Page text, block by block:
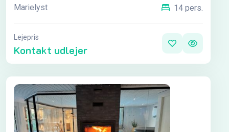
Marielyst 14 pers.
Lejepris
Kontakt udlejer